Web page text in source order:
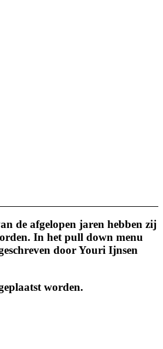
de afgelopen jaren hebben zij
In het pull down menu
door Youri Ijnsen
worden.